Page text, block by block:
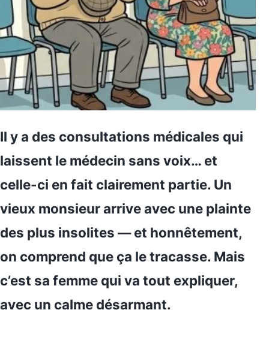
Il y a des consultations médicales qui
laissent le médecin sans voix… et
celle-ci en fait clairement partie. Un
vieux monsieur arrive avec une plainte
des plus insolites — et honnêtement,
on comprend que ça le tracasse. Mais
c’est sa femme qui va tout expliquer,
avec un calme désarmant.